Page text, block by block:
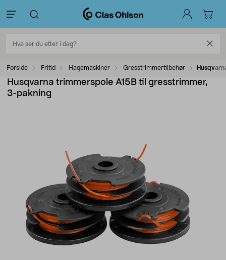
Forside Fritid Hagemaskiner Gresstrimmertilbehør
Husqvarna trimmerspole A15B til gresstrimmer,
3-pakning